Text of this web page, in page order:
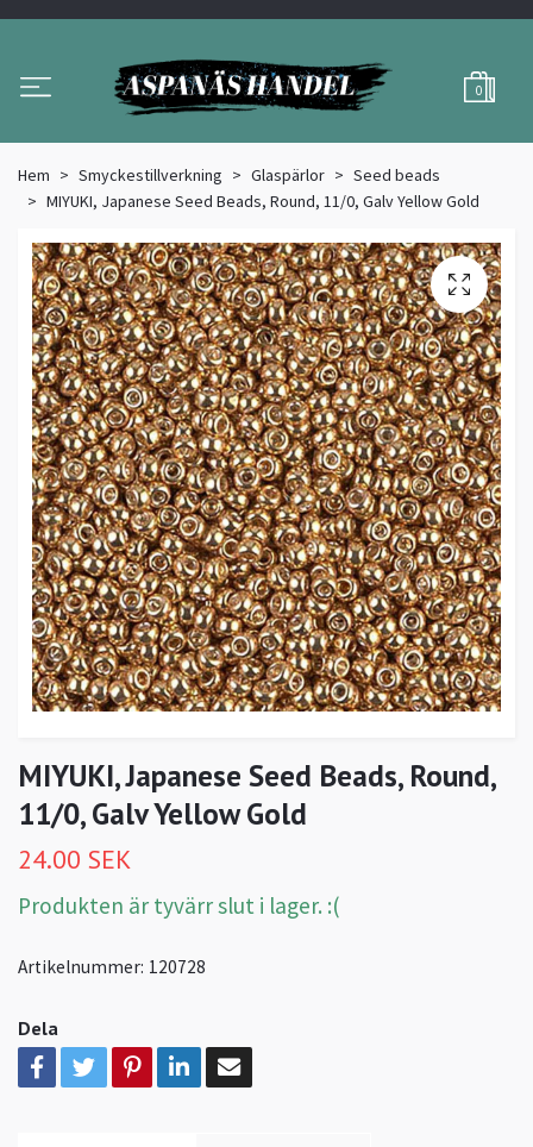
0
Hem Smyckestillverkning Glaspärlor
Seed beads
MIYUKI, Japanese Seed Beads, Round, 11/0, Galv Yellow Gold
MIYUKI, Japanese Seed Beads, Round,
11/0, Galv Yellow Gold
24.00 SEK
Produkten är tyvärr slut i lager. :(
Artikelnummer: 120728
Dela